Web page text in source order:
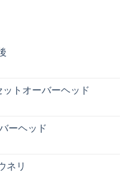
トオーバーヘッド
ーヘッド
リ